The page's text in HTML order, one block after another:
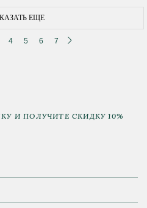
ЕЩЕ
4 5 6 7
И ПОЛУЧИТЕ СКИДКУ 10%